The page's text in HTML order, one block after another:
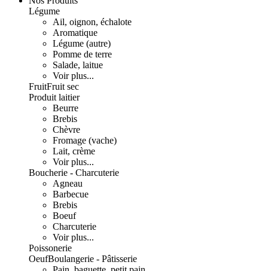
Légume
Ail, oignon, échalote
Aromatique
Légume (autre)
Pomme de terre
Salade, laitue
Voir plus...
FruitFruit sec
Produit laitier
Beurre
Brebis
Chèvre
Fromage (vache)
Lait, crème
Voir plus...
Boucherie - Charcuterie
Agneau
Barbecue
Brebis
Boeuf
Charcuterie
Voir plus...
Poissonerie
OeufBoulangerie - Pâtisserie